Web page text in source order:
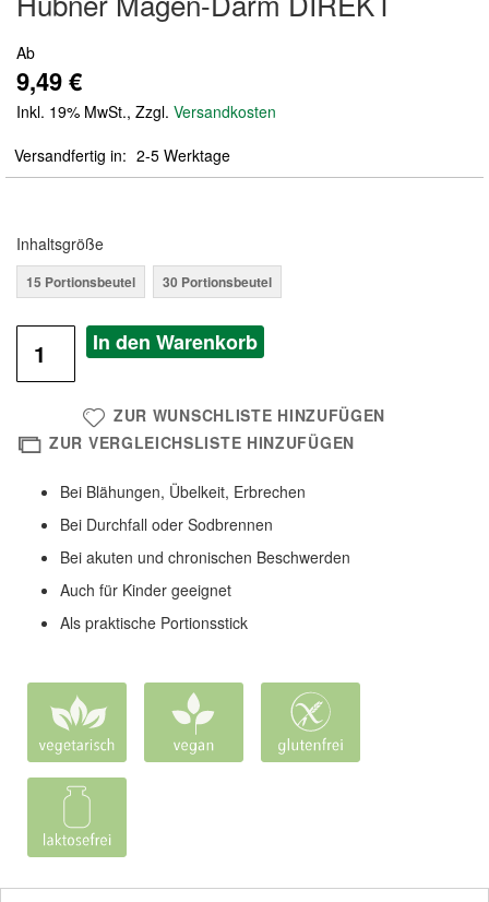
der
Bildergalerie
springen
Ab
9,49 €
Inkl. 19% MwSt., Zzgl. Versandkosten
Versandfertig in
2-5 Werktage
Inhaltsgröße
15 Portionsbeutel 30 Portionsbeutel
In den Warenkorb
ZUR WUNSCHLISTE HINZUFÜGEN
ZUR VERGLEICHSLISTE HINZUFÜGEN
Bei Blähungen, Übelkeit, Erbrechen
Bei Durchfall oder Sodbrennen
Bei akuten und chronischen Beschwerden
Auch für Kinder geeignet
Als praktische Portionsstick